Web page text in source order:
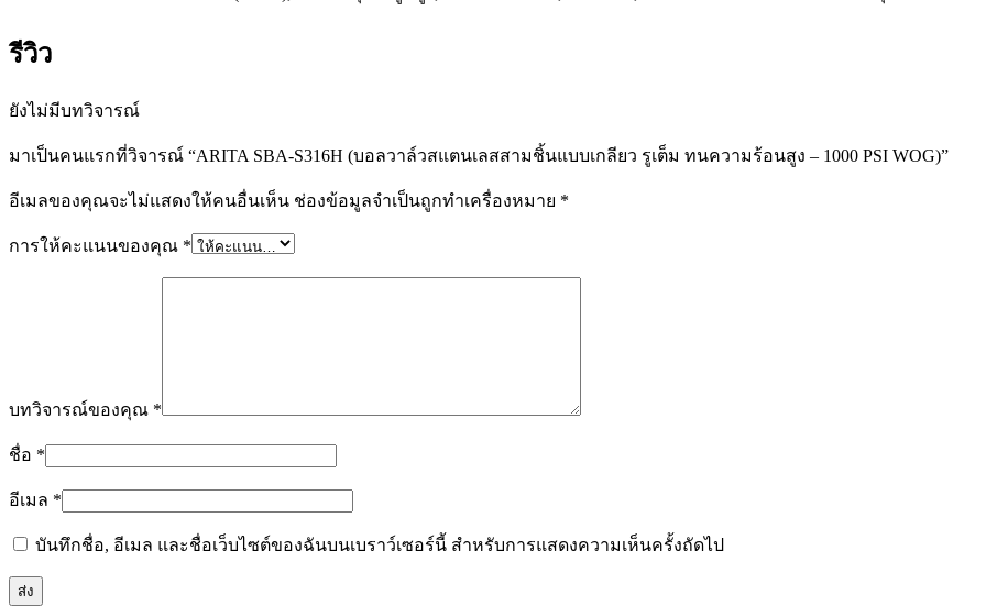
รีวิว
ยังไม่มีบทวิจารณ์
มาเป็นคนแรกที่วิจารณ์ “ARITA SBA-S316H (บอลวาล์วสแตนเลสสามชิ้นแบบเกลียว รูเต็ม ทนความร้อนสูง – 1000 PSI WOG)”
อีเมลของคุณจะไม่แสดงให้คนอื่นเห็น ช่องข้อมูลจำเป็นถูกทำเครื่องหมาย *
การให้คะแนนของคุณ *
บทวิจารณ์ของคุณ *
ชื่อ *
อีเมล *
บันทึกชื่อ, อีเมล และชื่อเว็บไซต์ของฉันบนเบราว์เซอร์นี้ สำหรับการแสดงความเห็นครั้งถัดไป